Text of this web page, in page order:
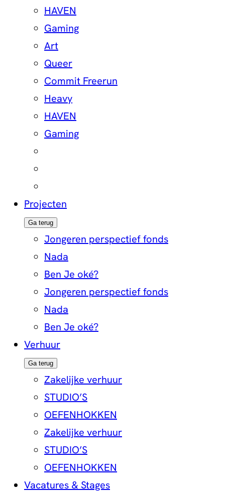
HAVEN
Gaming
Art
Queer
Commit Freerun
Heavy
HAVEN
Gaming
Projecten
Ga terug
Jongeren perspectief fonds
Nada
Ben Je oké?
Jongeren perspectief fonds
Nada
Ben Je oké?
Verhuur
Ga terug
Zakelijke verhuur
STUDIO’S
OEFENHOKKEN
Zakelijke verhuur
STUDIO’S
OEFENHOKKEN
Vacatures & Stages